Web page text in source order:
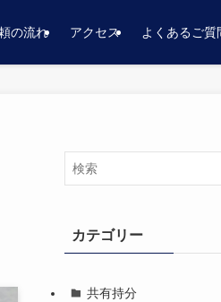
の流れ アクセス よくあるご質
カテゴリー
共有持分